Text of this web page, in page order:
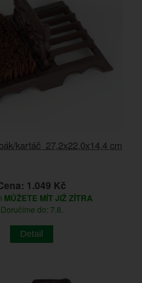
kartáč 27,2x22,0x14,4 cm
1.049 Kč
MŮŽETE MÍT JIŽ ZÍTRA
Doručíme do: 7.8.
Detail